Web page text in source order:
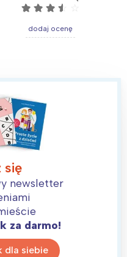
☆ ☆ ☆ ☆ ☆
dodaj ocenę
się
newsletter
za darmo!
dla siebie
Śląsk
Wszystkie